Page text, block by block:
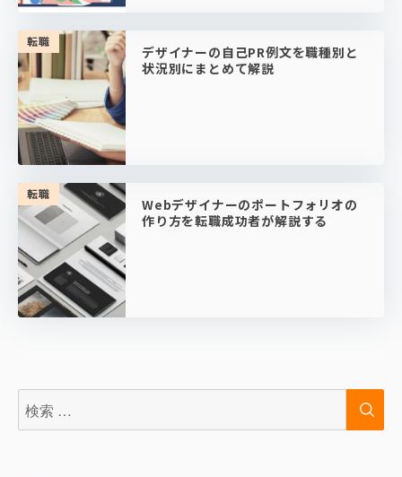
転職
デザイナーの自己PR例文を職種別と
状況別にまとめて解説
転職
Webデザイナーのポートフォリオの
作り方を転職成功者が解説する
検
索:
検